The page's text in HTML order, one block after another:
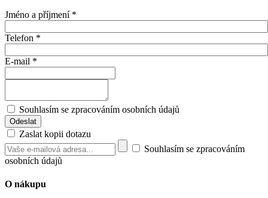
Jméno a příjmení *
Telefon *
E-mail *
Souhlasím se zpracováním osobních údajů
Zaslat kopii dotazu
Souhlasím se zpracováním
osobních údajů
O nákupu